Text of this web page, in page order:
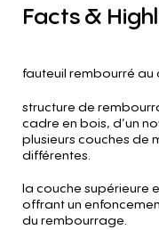
Facts&
fauteuil rembourré au
structure de
cadre en bois, d’un
plusieurs couches de
différentes.
la couche supérieure
offrant un
du rembourrage.